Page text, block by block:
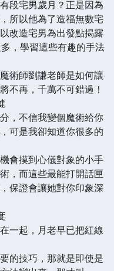
段宅男歲月？正是因為
所以他為了造福無數宅
改造宅男為出發點揭露
，學習這些有趣的手法
師劉謙老師是如何讓
不再，千萬不可錯過！
不信我變個魔術給你
可是我卻知道你很多的
摸到心儀對象的小手
，而這些最能打開話匣
保證會讓她對你印象深
起，月老早已把紅線
技巧，那就是即使是